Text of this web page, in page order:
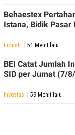
Behaestex
Istana, Bidik Pasar
Industri | 51 Menit lalu
BEI Catat Jumlah
SID per Jumat (7/
Investasi | 59 Menit lalu